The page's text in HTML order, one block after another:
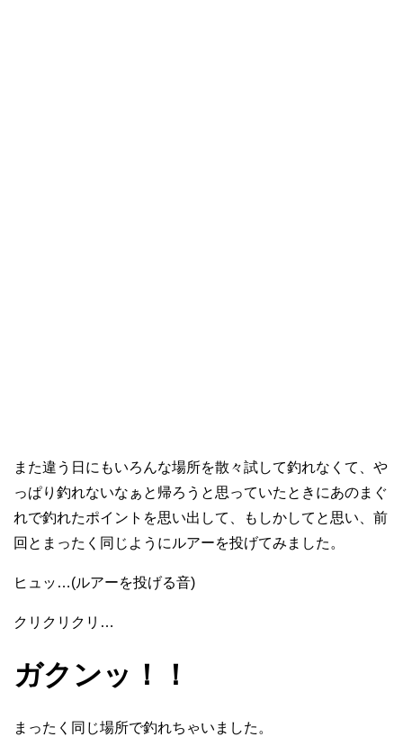
また違う日にもいろんな場所を散々試して釣れなくて、や
っぱり釣れないなぁと帰ろうと思っていたときにあのまぐ
れで釣れたポイントを思い出して、もしかしてと思い、前
回とまったく同じようにルアーを投げてみました。
ヒュッ…(ルアーを投げる音)
クリクリクリ…
ガクンッ！！
まったく同じ場所で釣れちゃいました。